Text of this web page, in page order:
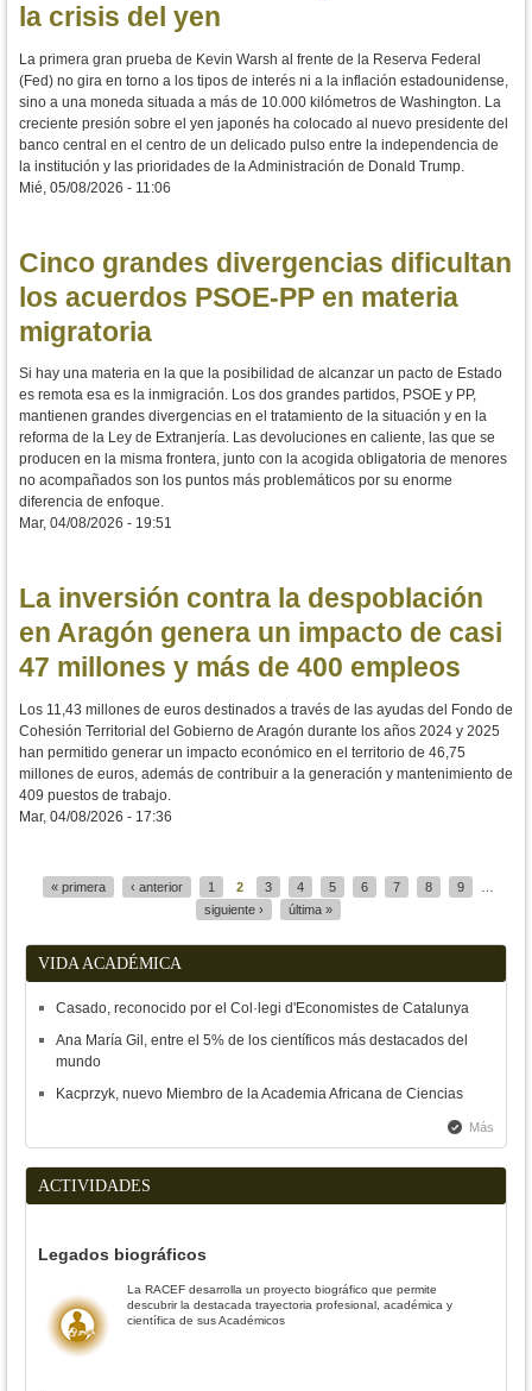
la crisis del yen
La primera gran prueba de Kevin Warsh al frente de la Reserva Federal
(Fed) no gira en torno a los tipos de interés ni a la inflación estadounidense,
sino a una moneda situada a más de 10.000 kilómetros de Washington. La
creciente presión sobre el yen japonés ha colocado al nuevo presidente del
banco central en el centro de un delicado pulso entre la independencia de
la institución y las prioridades de la Administración de Donald Trump.
Mié, 05/08/2026 - 11:06
Cinco grandes divergencias dificultan
los acuerdos PSOE-PP en materia
migratoria
Si hay una materia en la que la posibilidad de alcanzar un pacto de Estado
es remota esa es la inmigración. Los dos grandes partidos, PSOE y PP,
mantienen grandes divergencias en el tratamiento de la situación y en la
reforma de la Ley de Extranjería. Las devoluciones en caliente, las que se
producen en la misma frontera, junto con la acogida obligatoria de menores
no acompañados son los puntos más problemáticos por su enorme
diferencia de enfoque.
Mar, 04/08/2026 - 19:51
La inversión contra la despoblación
en Aragón genera un impacto de casi
47 millones y más de 400 empleos
Los 11,43 millones de euros destinados a través de las ayudas del Fondo de
Cohesión Territorial del Gobierno de Aragón durante los años 2024 y 2025
han permitido generar un impacto económico en el territorio de 46,75
millones de euros, además de contribuir a la generación y mantenimiento de
409 puestos de trabajo.
Mar, 04/08/2026 - 17:36
« primera ‹ anterior 1 2 3 4 5 6 7 8 9
siguiente ›
última »
VIDA ACADÉMICA
Casado, reconocido por el Col·legi d'Economistes de Catalunya
Ana María Gil, entre el 5% de los científicos más destacados del
mundo
Kacprzyk, nuevo Miembro de la Academia Africana de Ciencias
Más
ACTIVIDADES
Legados biográficos
La RACEF desarrolla un proyecto biográfico que permite
descubrir la destacada trayectoria profesional, académica y
científica de sus Académicos